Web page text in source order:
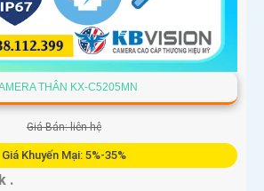
THÂN KX-C5205MN
Giá Bán: liên hệ
Giá Khuyến Mại: 5%-35%
.